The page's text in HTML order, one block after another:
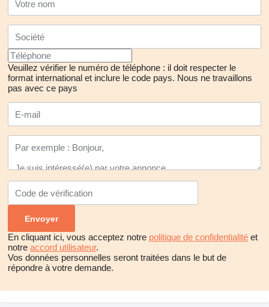
Veuillez vérifier le numéro de téléphone : il doit respecter le
format international et inclure le code pays. Nous ne travaillons
pas avec ce pays
En cliquant ici, vous acceptez notre politique de confidentialité et
notre accord utilisateur.
Vos données personnelles seront traitées dans le but de
répondre à votre demande.